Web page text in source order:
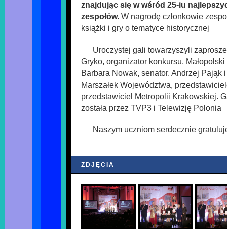
znajdując się w wśród 25-iu
zespołów. W nagrodę członkowie
książki i gry o tematyce historycznej
Uroczystej gali towarzyszyli
Gryko, organizator konkursu,
Barbara Nowak, senator. Andrzej Pająk
Marszałek Województwa,
przedstawiciel Metropolii Krakowskiej.
została przez TVP3 i Telewizję Polonia
Naszym uczniom serdecznie
ZDJĘCIA